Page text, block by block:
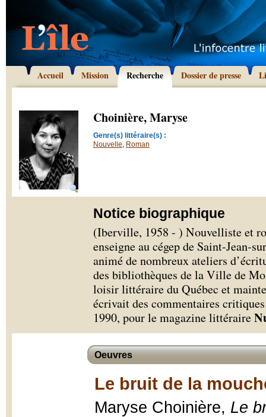
Accueil Mission Recherche Dossier de presse
Choinière, Maryse
Genre(s) littéraire(s) :
Nouvelle, Roman
Notice biographique
(Iberville, 1958 - ) Nouvelliste et
enseigne au cégep de Saint-Jean-
animé de nombreux ateliers
des bibliothèques de la Ville de
loisir littéraire du Québec et
écrivait des commentaires
1990, pour le magazine littéraire
Oeuvres
Le bruit de la
Maryse Choinière, Le